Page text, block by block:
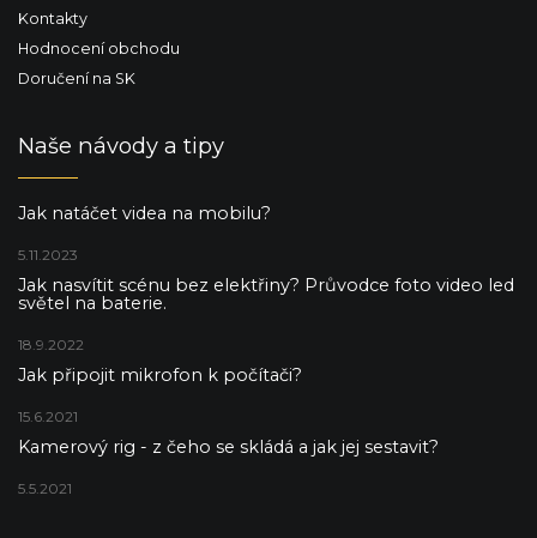
Kontakty
Hodnocení obchodu
Doručení na SK
Naše návody a tipy
Jak natáčet videa na mobilu?
5.11.2023
Jak nasvítit scénu bez elektřiny? Průvodce foto video led
světel na baterie.
18.9.2022
Jak připojit mikrofon k počítači?
15.6.2021
Kamerový rig - z čeho se skládá a jak jej sestavit?
5.5.2021